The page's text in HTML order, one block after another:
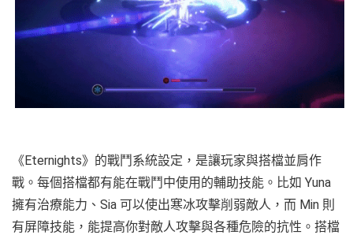
《Eternights》的戰鬥系統設定，是讓玩家與搭檔並肩作
戰。每個搭檔都有能在戰鬥中使用的輔助技能。比如 Yuna
擁有治療能力、Sia 可以使出寒冰攻擊削弱敵人，而 Min 則
有屏障技能，能提高你對敵人攻擊與各種危險的抗性。搭檔